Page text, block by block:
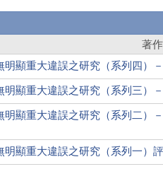
著
明顯重大違誤之研究（系列四）
明顯重大違誤之研究（系列三）
明顯重大違誤之研究（系列二）
明顯重大違誤之研究（系列一）